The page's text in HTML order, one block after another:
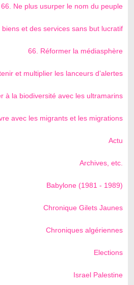
66. Ne plus usurper le nom du peuple
et des services sans but lucratif
66. Réformer la médiasphère
et multiplier les lanceurs d’alertes
à la biodiversité avec les ultramarins
avec les migrants et les migrations
Actu
Archives, etc.
Babylone (1981 - 1989)
Chronique Gilets Jaunes
Chroniques algériennes
Elections
Israel Palestine